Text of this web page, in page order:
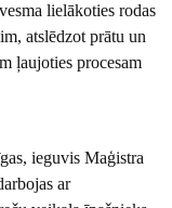
lielākoties rodas
atslēdzot prātu un
ļaujoties procesam
ieguvis Maģistra
ar